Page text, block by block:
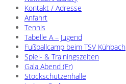
Kontakt / Adresse
Anfahrt
Tennis
Tabelle A – Jugend
Fußballcamp beim TSV Kühbach
Spiel- & Trainingszeiten
Gala Abend (Fr)
Stockschützenhalle